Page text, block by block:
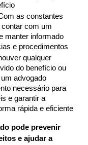
as constantes
com um
manter informado
e procedimentos
qualquer
do benefício ou
advogado
necessário para
e garantir a
rápida e eficiente
pode prevenir
e ajudar a